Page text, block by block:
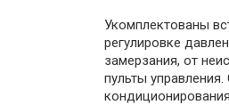
Укомплектованы
регулировке
замерзания, от
пульты